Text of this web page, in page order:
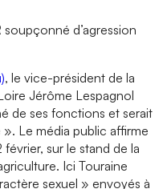
d’agression
, le vice-président de la
Jérôme Lespagnol
de ses fonctions et serait
Le média public affirme
sur le stand de la
Ici Touraine
sexuel » envoyés à